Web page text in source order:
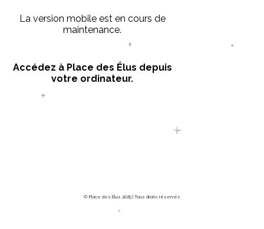
La version mobile est en cours de
maintenance.
Accédez à Place des Élus depuis
votre ordinateur.
© Place des Élus 2025 | Tous droits réservés